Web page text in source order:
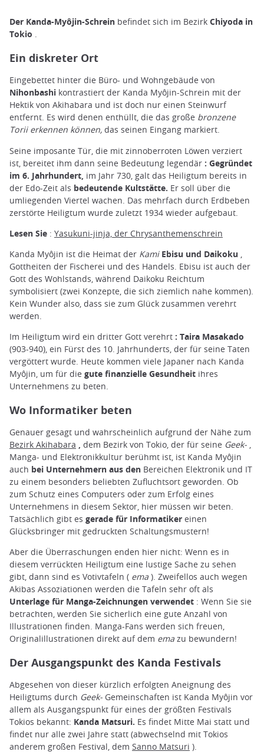
Der Kanda-Myôjin-Schrein befindet sich im Bezirk Chiyoda in
Tokio .
Ein diskreter Ort
Eingebettet hinter die Büro- und Wohngebäude von
Nihonbashi kontrastiert der Kanda Myôjin-Schrein mit der
Hektik von Akihabara und ist doch nur einen Steinwurf
entfernt. Es wird denen enthüllt, die das große bronzene
Torii erkennen können, das seinen Eingang markiert.
Seine imposante Tür, die mit zinnoberroten Löwen verziert
ist, bereitet ihm dann seine Bedeutung legendär : Gegründet
im 6. Jahrhundert, im Jahr 730, galt das Heiligtum bereits in
der Edo-Zeit als bedeutende Kultstätte. Er soll über die
umliegenden Viertel wachen. Das mehrfach durch Erdbeben
zerstörte Heiligtum wurde zuletzt 1934 wieder aufgebaut.
Lesen Sie : Yasukuni-jinja, der Chrysanthemenschrein
Kanda Myôjin ist die Heimat der Kami Ebisu und Daikoku ,
Gottheiten der Fischerei und des Handels. Ebisu ist auch der
Gott des Wohlstands, während Daikoku Reichtum
symbolisiert (zwei Konzepte, die sich ziemlich nahe kommen).
Kein Wunder also, dass sie zum Glück zusammen verehrt
werden.
Im Heiligtum wird ein dritter Gott verehrt : Taira Masakado
(903-940), ein Fürst des 10. Jahrhunderts, der für seine Taten
vergöttert wurde. Heute kommen viele Japaner nach Kanda
Myôjin, um für die gute finanzielle Gesundheit ihres
Unternehmens zu beten.
Wo Informatiker beten
Genauer gesagt und wahrscheinlich aufgrund der Nähe zum
Bezirk Akihabara , dem Bezirk von Tokio, der für seine Geek- ,
Manga- und Elektronikkultur berühmt ist, ist Kanda Myôjin
auch bei Unternehmern aus den Bereichen Elektronik und IT
zu einem besonders beliebten Zufluchtsort geworden. Ob
zum Schutz eines Computers oder zum Erfolg eines
Unternehmens in diesem Sektor, hier müssen wir beten.
Tatsächlich gibt es gerade für Informatiker einen
Glücksbringer mit gedruckten Schaltungsmustern!
Aber die Überraschungen enden hier nicht: Wenn es in
diesem verrückten Heiligtum eine lustige Sache zu sehen
gibt, dann sind es Votivtafeln ( ema ). Zweifellos auch wegen
Akibas Assoziationen werden die Tafeln sehr oft als
Unterlage für Manga-Zeichnungen verwendet : Wenn Sie sie
betrachten, werden Sie sicherlich eine gute Anzahl von
Illustrationen finden. Manga-Fans werden sich freuen,
Originalillustrationen direkt auf dem ema zu bewundern!
Der Ausgangspunkt des Kanda Festivals
Abgesehen von dieser kürzlich erfolgten Aneignung des
Heiligtums durch Geek- Gemeinschaften ist Kanda Myôjin vor
allem als Ausgangspunkt für eines der größten Festivals
Tokios bekannt: Kanda Matsuri. Es findet Mitte Mai statt und
findet nur alle zwei Jahre statt (abwechselnd mit Tokios
anderem großen Festival, dem Sanno Matsuri ).